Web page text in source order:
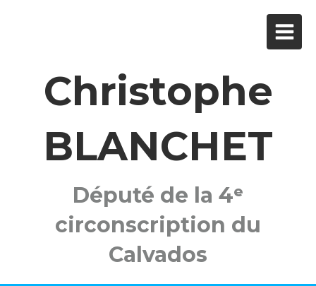
Christophe
BLANCHET
Député de la 4ᵉ
circonscription du
Calvados